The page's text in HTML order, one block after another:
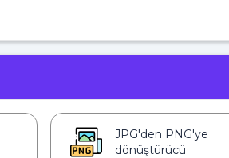
JPG'den PNG'ye
dönüştürücü